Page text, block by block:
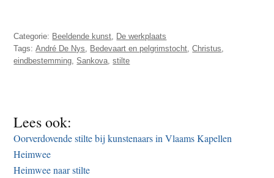
Categorie: Beeldende kunst
De werkplaats
Tags:André De Nys Bedevaart en pelgrimstocht ,Christus
eindbestemming ,Sankova ,stilte
Lees ook:
Oorverdovende stilte bij kunstenaars in Vlaams Kapellen
Heimwee
Heimwee naar stilte